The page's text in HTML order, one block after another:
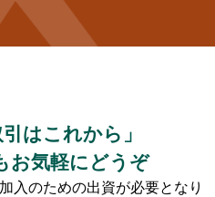
はこれから」
お気軽にどうぞ
入のための出資が必要となり